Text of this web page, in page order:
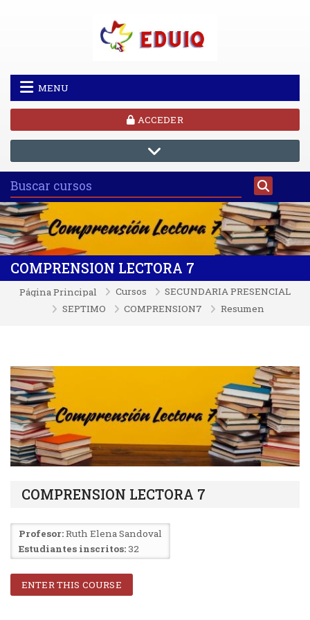
MENU
ACCEDER
COMPRENSION LECTORA 7
Página Principal Cursos
SECUNDARIA PRESENCIAL
SEPTIMO
COMPRENSION7 Resumen
COMPRENSION LECTORA 7
Profesor:Ruth Elena Sandoval
Estudiantes inscritos: 32
ENTER THIS COURSE